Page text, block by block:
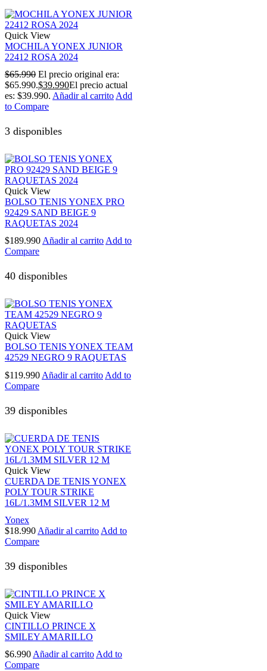
Quick View
MOCHILA YONEX JUNIOR
22412 ROSA 2024
$65.990 El precio original era:
$65.990.$39.990El precio actual
es: $39.990. Añadir al carrito Add
to Compare
3 disponibles
Quick View
BOLSO TENIS YONEX PRO
92429 SAND BEIGE 9
RAQUETAS 2024
$189.990 Añadir al carrito Add to
Compare
40 disponibles
Quick View
BOLSO TENIS YONEX TEAM
42529 NEGRO 9 RAQUETAS
$119.990 Añadir al carrito Add to
Compare
39 disponibles
Quick View
CUERDA DE TENIS YONEX
POLY TOUR STRIKE
16L/1.3MM SILVER 12 M
Yonex
$18.990 Añadir al carrito Add to
Compare
39 disponibles
Quick View
CINTILLO PRINCE X
SMILEY AMARILLO
$6.990 Añadir al carrito Add to
Compare